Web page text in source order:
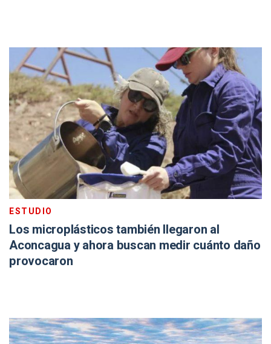
ESTUDIO
Los microplásticos también llegaron al
Aconcagua y ahora buscan medir cuánto daño
provocaron